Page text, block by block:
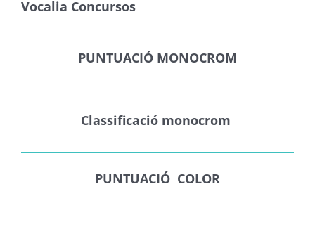
Vocalia Concursos
PUNTUACIÓ MONOCROM
Classificació monocrom
PUNTUACIÓ COLOR